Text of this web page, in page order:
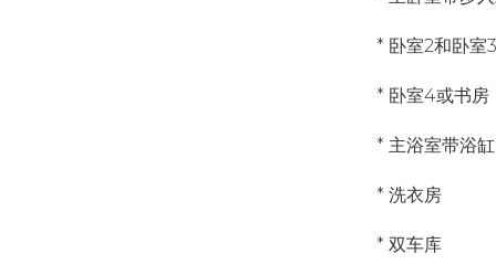
* 卧室2和卧室
* 卧室4或书房
* 主浴室带浴
* 洗衣房
* 双车库